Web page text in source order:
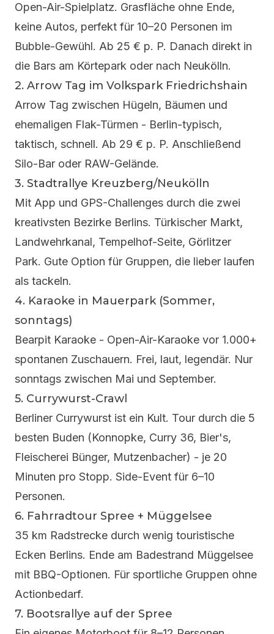
Open-Air-Spielplatz. Grasfläche ohne Ende,
keine Autos, perfekt für 10–20 Personen im
Bubble-Gewühl. Ab 25 € p. P. Danach direkt in
die Bars am Körtepark oder nach Neukölln.
2. Arrow Tag im Volkspark Friedrichshain
Arrow Tag zwischen Hügeln, Bäumen und
ehemaligen Flak-Türmen - Berlin-typisch,
taktisch, schnell. Ab 29 € p. P. Anschließend
Silo-Bar oder RAW-Gelände.
3. Stadtrallye Kreuzberg/Neukölln
Mit App und GPS-Challenges durch die zwei
kreativsten Bezirke Berlins. Türkischer Markt,
Landwehrkanal, Tempelhof-Seite, Görlitzer
Park. Gute Option für Gruppen, die lieber laufen
als tackeln.
4. Karaoke in Mauerpark (Sommer,
sonntags)
Bearpit Karaoke - Open-Air-Karaoke vor 1.000+
spontanen Zuschauern. Frei, laut, legendär. Nur
sonntags zwischen Mai und September.
5. Currywurst-Crawl
Berliner Currywurst ist ein Kult. Tour durch die 5
besten Buden (Konnopke, Curry 36, Bier's,
Fleischerei Bünger, Mutzenbacher) - je 20
Minuten pro Stopp. Side-Event für 6–10
Personen.
6. Fahrradtour Spree + Müggelsee
35 km Radstrecke durch wenig touristische
Ecken Berlins. Ende am Badestrand Müggelsee
mit BBQ-Optionen. Für sportliche Gruppen ohne
Actionbedarf.
7. Bootsrallye auf der Spree